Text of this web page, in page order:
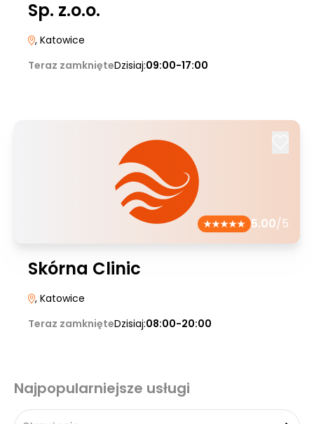
Sp. z.o.o.
, Katowice
Teraz zamknięteDzisiaj:09:00-17:00
5.00/5
Skórna Clinic
, Katowice
Teraz zamknięteDzisiaj:08:00-20:00
Najpopularniejsze usługi